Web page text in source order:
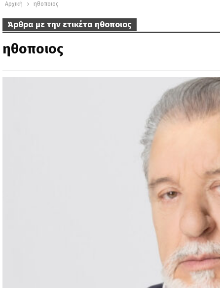
Αρχική ηθοποιος
Άρθρα με την ετικέτα ηθοποιος
ηθοποιος